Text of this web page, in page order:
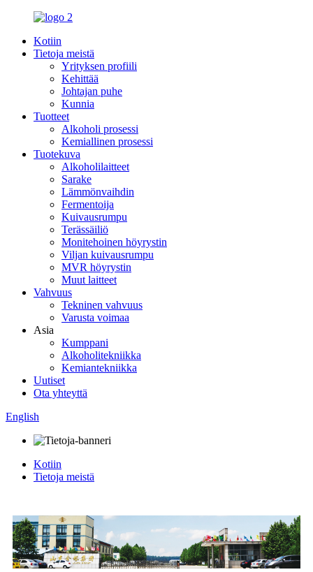
Kotiin
Tietoja meistä
Yrityksen profiili
Kehittää
Johtajan puhe
Kunnia
Tuotteet
Alkoholi prosessi
Kemiallinen prosessi
Tuotekuva
Alkoholilaitteet
Sarake
Lämmönvaihdin
Fermentoija
Kuivausrumpu
Terässäiliö
Monitehoinen höyrystin
Viljan kuivausrumpu
MVR höyrystin
Muut laitteet
Vahvuus
Tekninen vahvuus
Varusta voimaa
Asia
Kumppani
Alkoholitekniikka
Kemiantekniikka
Uutiset
Ota yhteyttä
English
Kotiin
Tietoja meistä